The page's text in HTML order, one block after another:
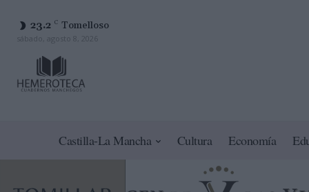
23.2 C Tomelloso
sábado, agosto 8, 2026
Castilla-La Mancha Cultura Economía